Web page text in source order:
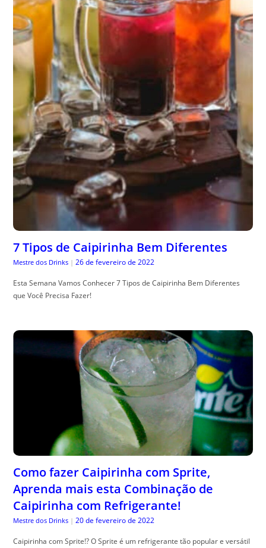
7 Tipos de Caipirinha Bem Diferentes
Mestre dos Drinks | 26 de fevereiro de 2022
Esta Semana Vamos Conhecer 7 Tipos de Caipirinha Bem Diferentes
que Você Precisa Fazer!
Como fazer Caipirinha com Sprite,
Aprenda mais esta Combinação de
Caipirinha com Refrigerante!
Mestre dos Drinks | 20 de fevereiro de 2022
Caipirinha com Sprite!? O Sprite é um refrigerante tão popular e versátil